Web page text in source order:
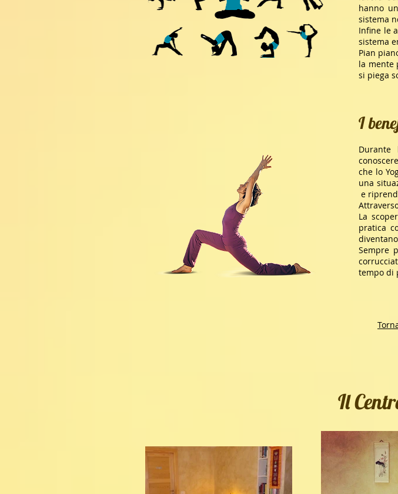
hanno
sistema
Infine le
sistema
Pian
la mente
si piega
I
che lo
una
e
La
pratica
Sempre
tempo di
Il